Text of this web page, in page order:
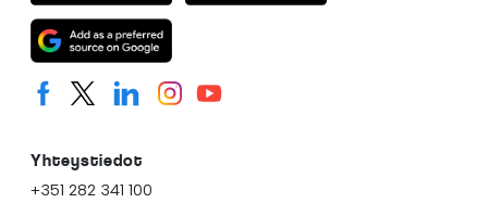
Yhteystiedot
+351 282 341 100